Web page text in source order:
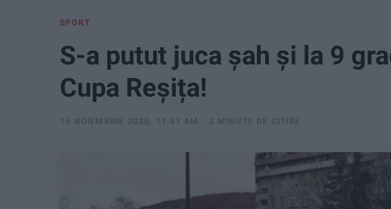
SPORT
S-a putut juca șah și la 9
Cupa Reșița!
16 NOIEMBRIE 2020, 11:47 AM 2 MINUTE DE CITIRE